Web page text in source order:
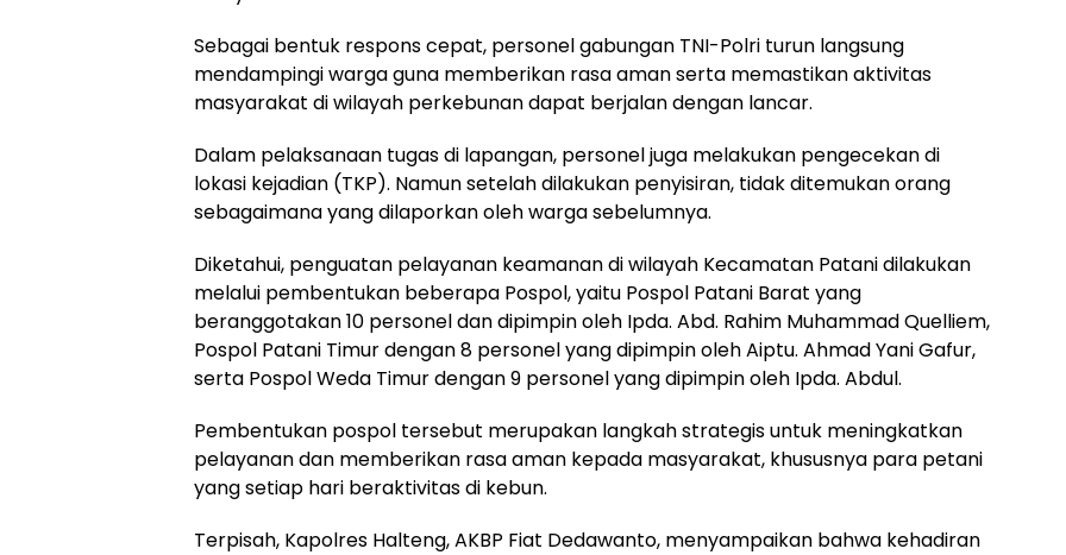
Sebagai bentuk respons cepat, personel gabungan TNI-Polri turun langsung
mendampingi warga guna memberikan rasa aman serta memastikan aktivitas
masyarakat di wilayah perkebunan dapat berjalan dengan lancar.
Dalam pelaksanaan tugas di lapangan, personel juga melakukan pengecekan di
lokasi kejadian (TKP). Namun setelah dilakukan penyisiran, tidak ditemukan orang
sebagaimana yang dilaporkan oleh warga sebelumnya.
Diketahui, penguatan pelayanan keamanan di wilayah Kecamatan Patani dilakukan
melalui pembentukan beberapa Pospol, yaitu Pospol Patani Barat yang
beranggotakan 10 personel dan dipimpin oleh Ipda. Abd. Rahim Muhammad Quelliem,
Pospol Patani Timur dengan 8 personel yang dipimpin oleh Aiptu. Ahmad Yani Gafur,
serta Pospol Weda Timur dengan 9 personel yang dipimpin oleh Ipda. Abdul.
Pembentukan pospol tersebut merupakan langkah strategis untuk meningkatkan
pelayanan dan memberikan rasa aman kepada masyarakat, khususnya para petani
yang setiap hari beraktivitas di kebun.
Terpisah, Kapolres Halteng, AKBP Fiat Dedawanto, menyampaikan bahwa kehadiran